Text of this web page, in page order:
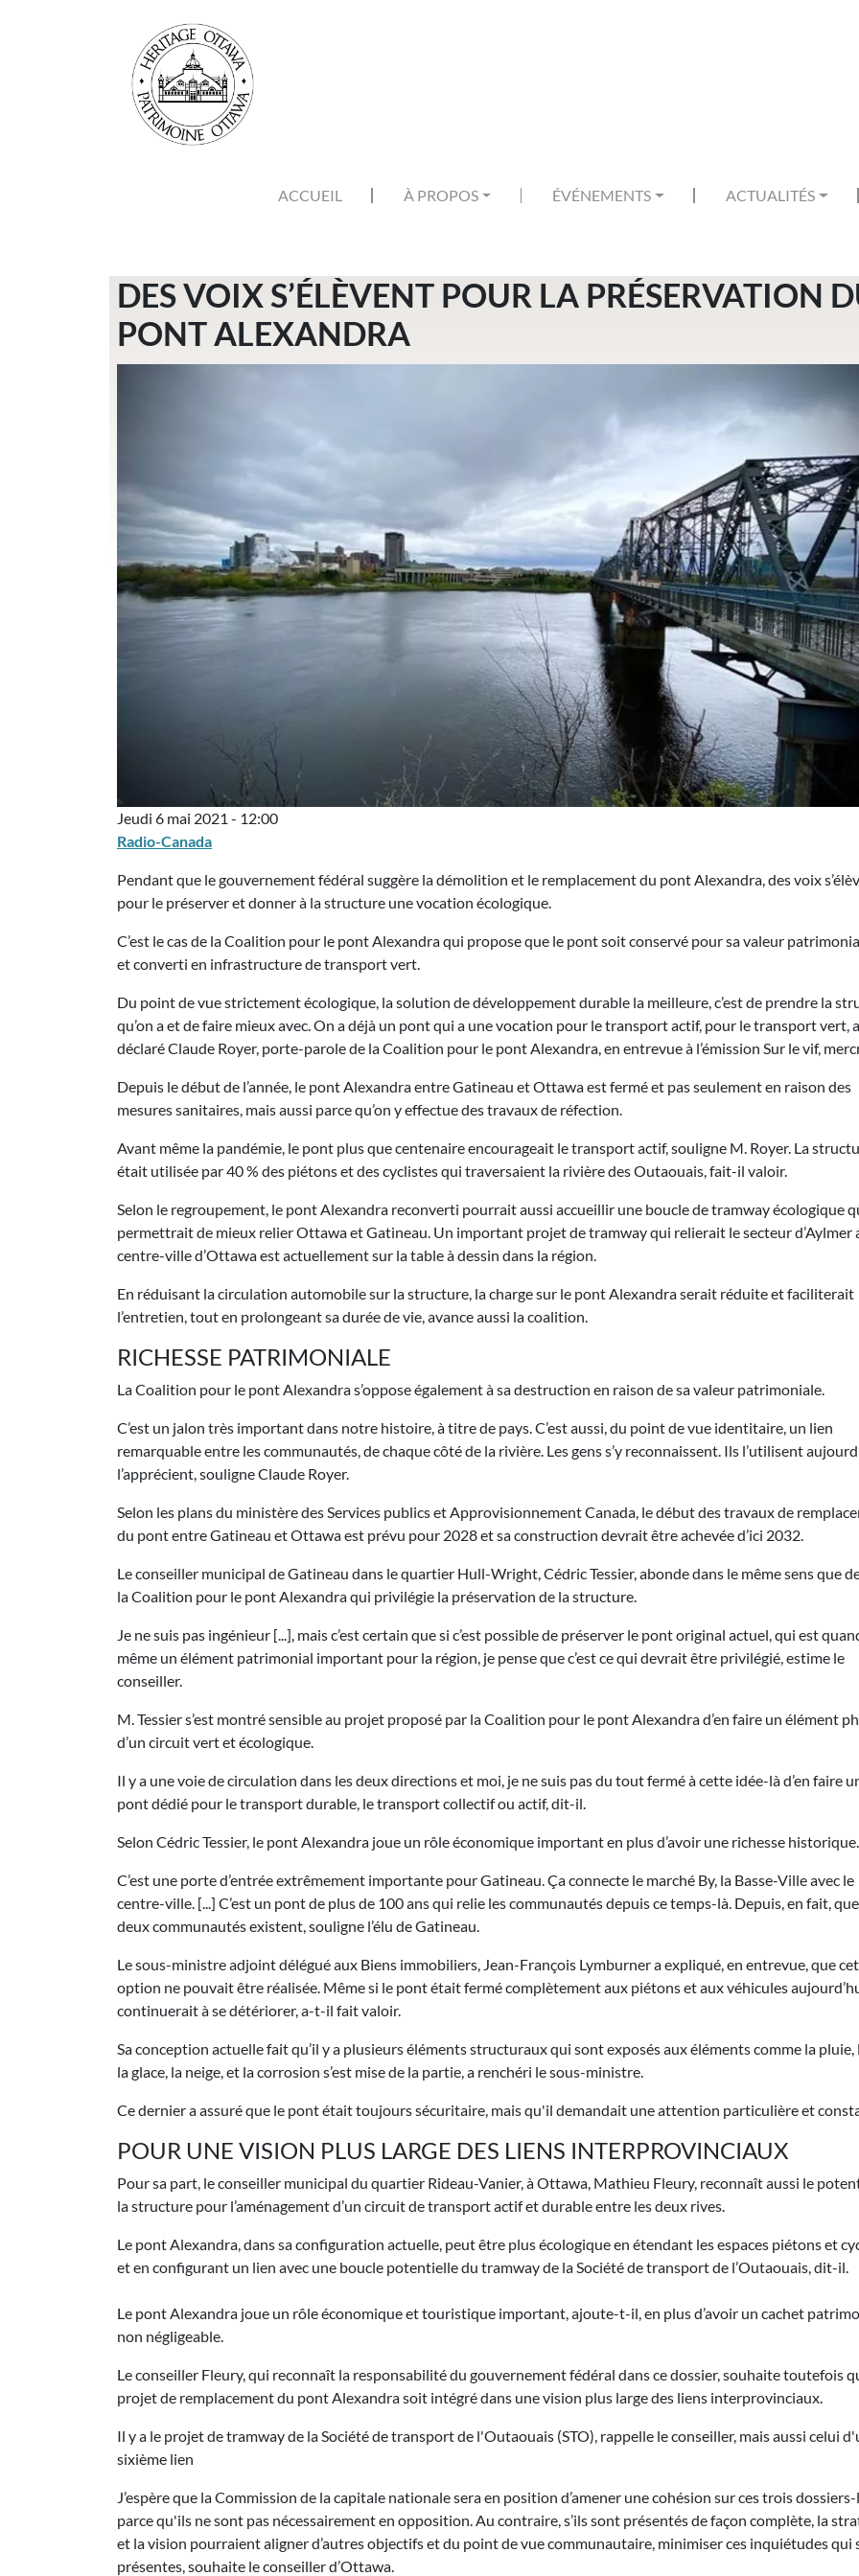
ACCUEIL À PROPOS ÉVÉNEMENTS ACTUALITÉS
DES VOIX S’ÉLÈVENT POUR LA PRÉSERVATION
PONT ALEXANDRA
Jeudi 6 mai 2021 - 12:00
Radio-Canada
Pendant que le gouvernement fédéral suggère la démolition et le remplacement du pont Alexandra, des voix
pour le préserver et donner à la structure une vocation écologique.
C’est le cas de la Coalition pour le pont Alexandra qui propose que le pont soit conservé pour sa valeur
et converti en infrastructure de transport vert.
Du point de vue strictement écologique, la solution de développement durable la meilleure, c’est de prendre la
qu’on a et de faire mieux avec. On a déjà un pont qui a une vocation pour le transport actif, pour le transport vert, a
déclaré Claude Royer, porte-parole de la Coalition pour le pont Alexandra, en entrevue à l’émission Sur le vif,
Depuis le début de l’année, le pont Alexandra entre Gatineau et Ottawa est fermé et pas seulement en raison des
mesures sanitaires, mais aussi parce qu’on y effectue des travaux de réfection.
Avant même la pandémie, le pont plus que centenaire encourageait le transport actif, souligne M. Royer. La
était utilisée par 40 % des piétons et des cyclistes qui traversaient la rivière des Outaouais, fait-il valoir.
Selon le regroupement, le pont Alexandra reconverti pourrait aussi accueillir une boucle de tramway écologique
permettrait de mieux relier Ottawa et Gatineau. Un important projet de tramway qui relierait le secteur d’Aylmer
centre-ville d’Ottawa est actuellement sur la table à dessin dans la région.
En réduisant la circulation automobile sur la structure, la charge sur le pont Alexandra serait réduite et faciliterait
l’entretien, tout en prolongeant sa durée de vie, avance aussi la coalition.
RICHESSE PATRIMONIALE
La Coalition pour le pont Alexandra s’oppose également à sa destruction en raison de sa valeur patrimoniale.
C’est un jalon très important dans notre histoire, à titre de pays. C’est aussi, du point de vue identitaire, un lien
remarquable entre les communautés, de chaque côté de la rivière. Les gens s’y reconnaissent. Ils l’utilisent
l’apprécient, souligne Claude Royer.
Selon les plans du ministère des Services publics et Approvisionnement Canada, le début des travaux de
du pont entre Gatineau et Ottawa est prévu pour 2028 et sa construction devrait être achevée d’ici 2032.
Le conseiller municipal de Gatineau dans le quartier Hull-Wright, Cédric Tessier, abonde dans le même sens que
la Coalition pour le pont Alexandra qui privilégie la préservation de la structure.
Je ne suis pas ingénieur [...], mais c’est certain que si c’est possible de préserver le pont original actuel, qui est
même un élément patrimonial important pour la région, je pense que c’est ce qui devrait être privilégié, estime le
conseiller.
M. Tessier s’est montré sensible au projet proposé par la Coalition pour le pont Alexandra d’en faire un élément
d’un circuit vert et écologique.
Il y a une voie de circulation dans les deux directions et moi, je ne suis pas du tout fermé à cette idée-là d’en faire
pont dédié pour le transport durable, le transport collectif ou actif, dit-il.
Selon Cédric Tessier, le pont Alexandra joue un rôle économique important en plus d’avoir une richesse historique.
C’est une porte d’entrée extrêmement importante pour Gatineau. Ça connecte le marché By, la Basse-Ville avec le
centre-ville. [...] C’est un pont de plus de 100 ans qui relie les communautés depuis ce temps-là. Depuis, en fait,
deux communautés existent, souligne l’élu de Gatineau.
Le sous-ministre adjoint délégué aux Biens immobiliers, Jean-François Lymburner a expliqué, en entrevue, que
option ne pouvait être réalisée. Même si le pont était fermé complètement aux piétons et aux véhicules
continuerait à se détériorer, a-t-il fait valoir.
Sa conception actuelle fait qu’il y a plusieurs éléments structuraux qui sont exposés aux éléments comme la pluie,
la glace, la neige, et la corrosion s’est mise de la partie, a renchéri le sous-ministre.
Ce dernier a assuré que le pont était toujours sécuritaire, mais qu'il demandait une attention particulière et
POUR UNE VISION PLUS LARGE DES LIENS INTERPROVINCIAUX
Pour sa part, le conseiller municipal du quartier Rideau-Vanier, à Ottawa, Mathieu Fleury, reconnaît aussi le
la structure pour l’aménagement d’un circuit de transport actif et durable entre les deux rives.
Le pont Alexandra, dans sa configuration actuelle, peut être plus écologique en étendant les espaces piétons et
et en configurant un lien avec une boucle potentielle du tramway de la Société de transport de l’Outaouais, dit-il.
Le pont Alexandra joue un rôle économique et touristique important, ajoute-t-il, en plus d’avoir un cachet
non négligeable.
Le conseiller Fleury, qui reconnaît la responsabilité du gouvernement fédéral dans ce dossier, souhaite toutefois
projet de remplacement du pont Alexandra soit intégré dans une vision plus large des liens interprovinciaux.
Il y a le projet de tramway de la Société de transport de l'Outaouais (STO), rappelle le conseiller, mais aussi celui
sixième lien
J’espère que la Commission de la capitale nationale sera en position d’amener une cohésion sur ces trois dossiers-
parce qu'ils ne sont pas nécessairement en opposition. Au contraire, s’ils sont présentés de façon complète, la
et la vision pourraient aligner d’autres objectifs et du point de vue communautaire, minimiser ces inquiétudes qui
présentes, souhaite le conseiller d’Ottawa.